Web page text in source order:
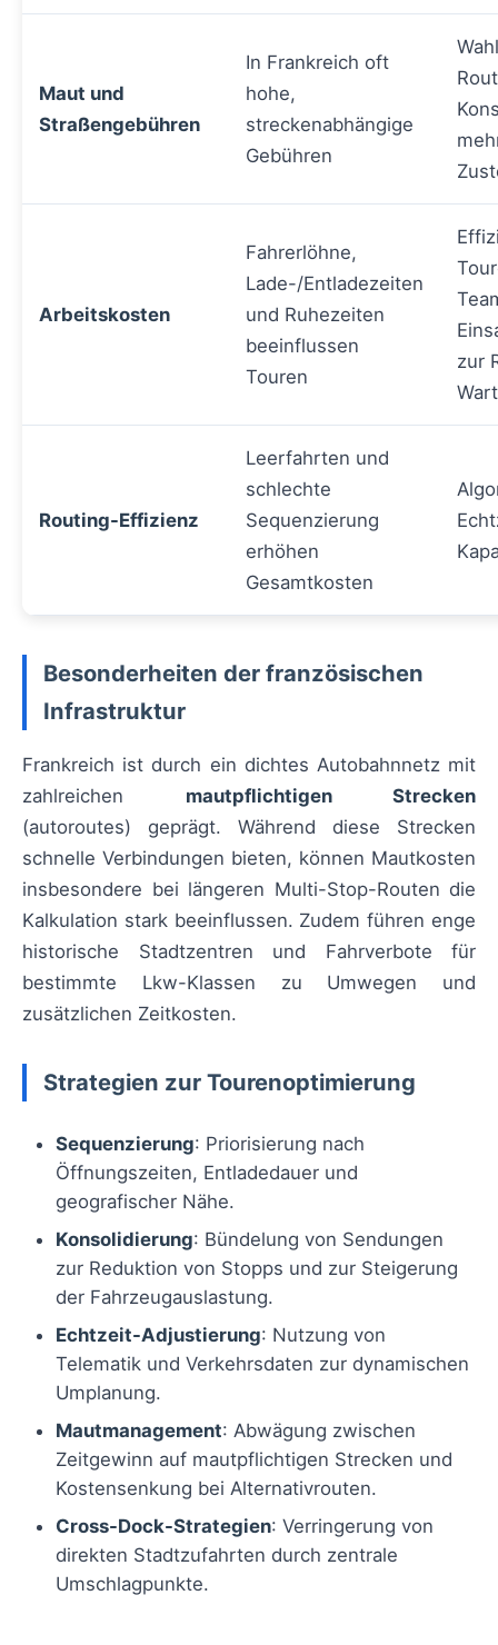
Maut und
Straßengebühren
In Frankreich oft
hohe,
streckenabhängige
Gebühren
Arbeitskosten
Fahrerlöhne,
Lade-/Entladezeiten
und Ruhezeiten
beeinflussen
Touren
zur
Routing-Effizienz
Leerfahrten und
schlechte
Sequenzierung
erhöhen
Gesamtkosten
Besonderheiten der französischen
Infrastruktur
Frankreich ist durch ein dichtes Autobahnnetz mit
zahlreichen mautpflichtigen Strecken
(autoroutes) geprägt. Während diese Strecken
schnelle Verbindungen bieten, können Mautkosten
insbesondere bei längeren Multi-Stop-Routen die
Kalkulation stark beeinflussen. Zudem führen enge
historische Stadtzentren und Fahrverbote für
bestimmte Lkw-Klassen zu Umwegen und
zusätzlichen Zeitkosten.
Strategien zur Tourenoptimierung
Sequenzierung: Priorisierung nach
Öffnungszeiten, Entladedauer und
geografischer Nähe.
Konsolidierung: Bündelung von Sendungen
zur Reduktion von Stopps und zur Steigerung
der Fahrzeugauslastung.
Echtzeit-Adjustierung: Nutzung von
Telematik und Verkehrsdaten zur dynamischen
Umplanung.
Mautmanagement: Abwägung zwischen
Zeitgewinn auf mautpflichtigen Strecken und
Kostensenkung bei Alternativrouten.
Cross-Dock-Strategien: Verringerung von
direkten Stadtzufahrten durch zentrale
Umschlagpunkte.